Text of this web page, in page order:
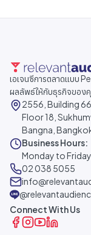
เอเจนซีการตลาดแบบ
ผลลัพธ์ให้กับธุรกิจของ
2556, Building
Floor 18,
Bangna,
Business Hours:
Monday to
02 038 5055
Connect With Us